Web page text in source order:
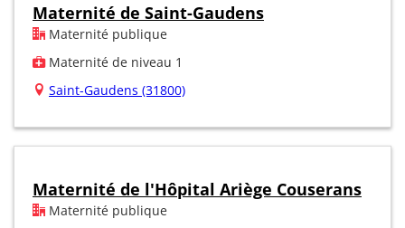
Maternité de Saint-Gaudens
Maternité publique
Maternité de niveau 1
Saint-Gaudens (31800)
Maternité de l'Hôpital Ariège Couserans
Maternité publique